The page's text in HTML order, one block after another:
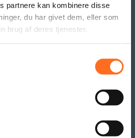
partnere kan kombinere disse
du har givet dem, eller som
brug af deres tjenester.